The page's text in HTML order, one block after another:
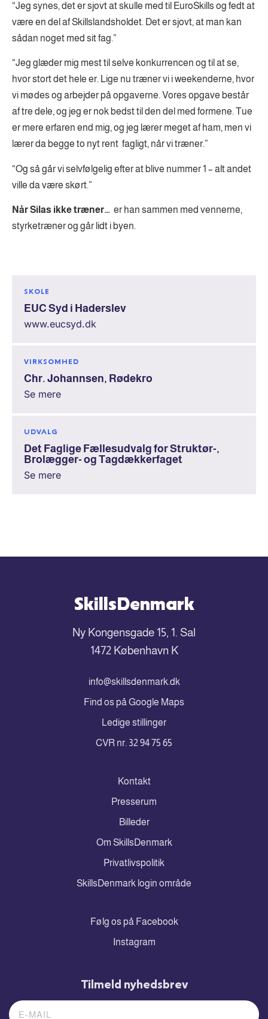
“Jeg synes, det er sjovt at skulle med til EuroSkills og fedt at
være en del af Skillslandsholdet. Det er sjovt, at man kan
sådan noget med sit fag.”
“Jeg glæder mig mest til selve konkurrencen og til at se,
hvor stort det hele er. Lige nu træner vi i weekenderne, hvor
vi mødes og arbejder på opgaverne. Vores opgave består
af tre dele, og jeg er nok bedst til den del med formene. Tue
er mere erfaren end mig, og jeg lærer meget af ham, men vi
lærer da begge to nyt rent fagligt, når vi træner.”
“Og så går vi selvfølgelig efter at blive nummer 1 – alt andet
ville da være skørt.”
Når Silas ikke træner… er han sammen med vennerne,
styrketræner og går lidt i byen.
SKOLE
EUC Syd i Haderslev
www.eucsyd.dk
VIRKSOMHED
Chr. Johannsen, Rødekro
Se mere
UDVALG
Det Faglige Fællesudvalg for Struktør-,
Brolægger- og Tagdækkerfaget
Se mere
SkillsDenmark
Ny Kongensgade 15, 1. Sal
1472 København K
info@skillsdenmark.dk
Find os på Google Maps
Ledige stillinger
CVR nr. 32 94 75 65
Kontakt
Presserum
Billeder
Om SkillsDenmark
Privatlivspolitik
SkillsDenmark login område
Følg os på Facebook
Instagram
Tilmeld nyhedsbrev